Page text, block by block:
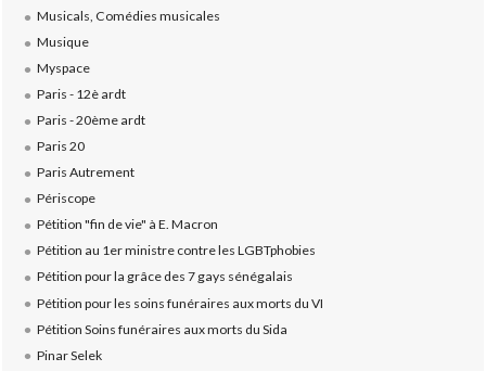
Musicals, Comédies musicales
Musique
Myspace
Paris - 12è ardt
Paris - 20ème ardt
Paris 20
Paris Autrement
Périscope
Pétition "fin de vie" à E. Macron
Pétition au 1er ministre contre les LGBTphobies
Pétition pour la grâce des 7 gays sénégalais
Pétition pour les soins funéraires aux morts du VI
Pétition Soins funéraires aux morts du Sida
Pinar Selek